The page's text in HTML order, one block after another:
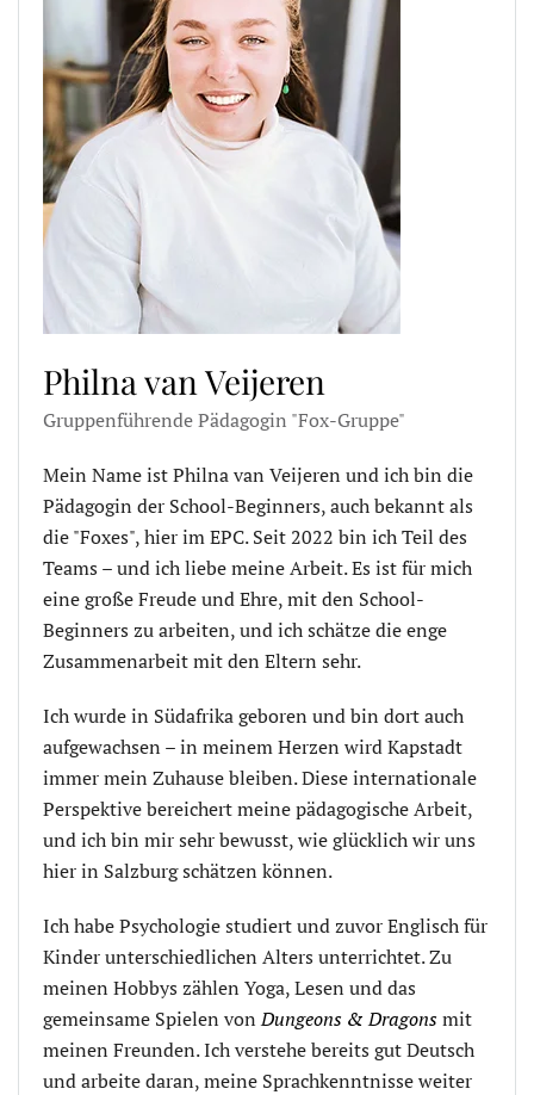
Philna van Veijeren
Gruppenführende Pädagogin "Fox-Gruppe"
Mein Name ist Philna van Veijeren und ich bin die
Pädagogin der School-Beginners, auch bekannt als
die "Foxes", hier im EPC. Seit 2022 bin ich Teil des
Teams – und ich liebe meine Arbeit. Es ist für mich
eine große Freude und Ehre, mit den School-
Beginners zu arbeiten, und ich schätze die enge
Zusammenarbeit mit den Eltern sehr.
Ich wurde in Südafrika geboren und bin dort auch
aufgewachsen – in meinem Herzen wird Kapstadt
immer mein Zuhause bleiben. Diese internationale
Perspektive bereichert meine pädagogische Arbeit,
und ich bin mir sehr bewusst, wie glücklich wir uns
hier in Salzburg schätzen können.
Ich habe Psychologie studiert und zuvor Englisch für
Kinder unterschiedlichen Alters unterrichtet. Zu
meinen Hobbys zählen Yoga, Lesen und das
gemeinsame Spielen vonDungeons & Dragonsmit
meinen Freunden. Ich verstehe bereits gut Deutsch
und arbeite daran, meine Sprachkenntnisse weiter